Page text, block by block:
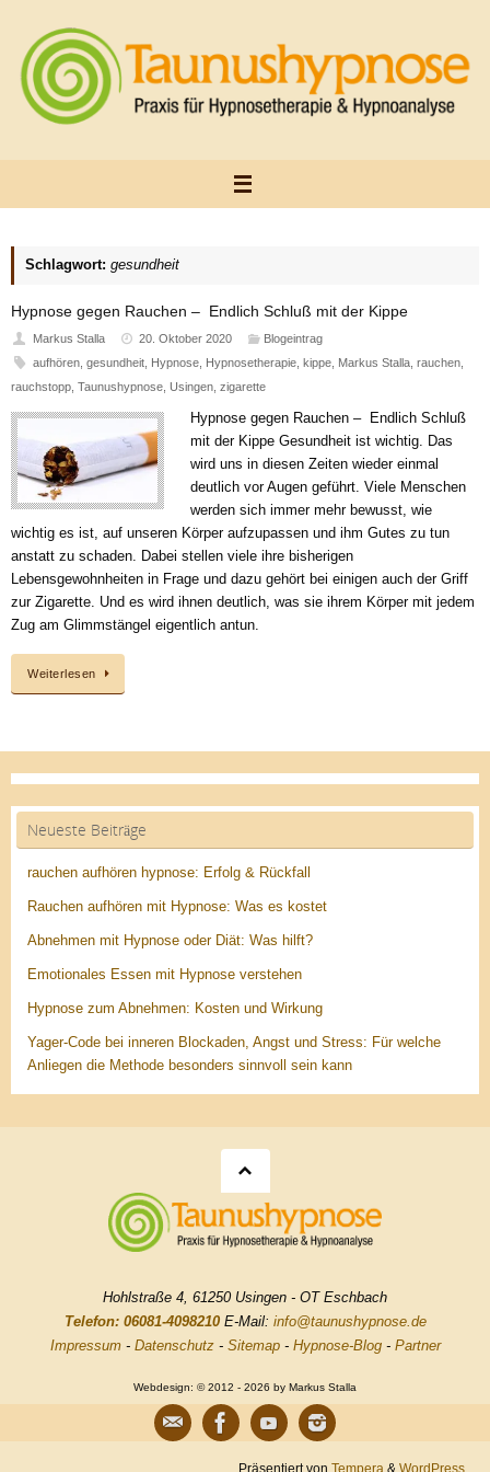
springen
Schlagwort: gesundheit
Hypnose gegen Rauchen – Endlich Schluß mit der Kippe
Markus Stalla 20. Oktober 2020
Blogeintrag
aufhören, gesundheit, Hypnose, Hypnosetherapie, kippe, Markus Stalla, rauchen,
rauchstopp Taunushypnose Usingen zigarette
Hypnose gegen Rauchen – Endlich Schluß
mit der Kippe Gesundheit ist wichtig. Das
wird uns in diesen Zeiten wieder einmal
deutlich vor Augen geführt. Viele Menschen
werden sich immer mehr bewusst, wie
wichtig es ist, auf unseren Körper aufzupassen und ihm Gutes zu tun
anstatt zu schaden. Dabei stellen viele ihre bisherigen
Lebensgewohnheiten in Frage und dazu gehört bei einigen auch der Griff
zur Zigarette. Und es wird ihnen deutlich, was sie ihrem Körper mit jedem
Zug am Glimmstängel eigentlich antun.
Weiterlesen
Neueste Beiträge
rauchen aufhören hypnose: Erfolg & Rückfall
Rauchen aufhören mit Hypnose: Was es kostet
Abnehmen mit Hypnose oder Diät: Was hilft?
Emotionales Essen mit Hypnose verstehen
Hypnose zum Abnehmen: Kosten und Wirkung
Yager-Code bei inneren Blockaden, Angst und Stress: Für welche
Anliegen die Methode besonders sinnvoll sein kann
Hohlstraße 4, 61250 Usingen - OT Eschbach
Telefon: 06081-4098210E-Mail: info@taunushypnose.de
Impressum- Datenschutz- Sitemap- Hypnose-Blog- Partner
Webdesign: © 2012 - 2026 by Markus Stalla
Präsentiert von Tempera & WordPress.